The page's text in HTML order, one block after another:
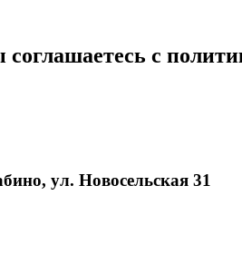
с
ул. Новосельская 31